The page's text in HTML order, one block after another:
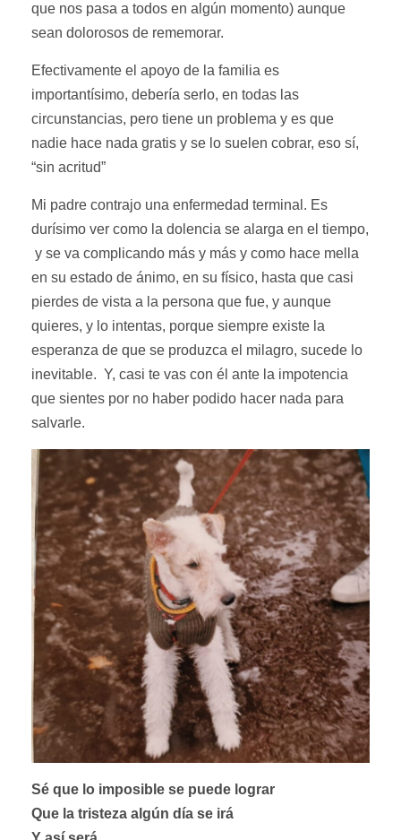
que nos pasa a todos en algún momento) aunque
sean dolorosos de rememorar.
Efectivamente el apoyo de la familia es
importantísimo, debería serlo, en todas las
circunstancias, pero tiene un problema y es que
nadie hace nada gratis y se lo suelen cobrar, eso sí,
“sin acritud”
Mi padre contrajo una enfermedad terminal. Es
durísimo ver como la dolencia se alarga en el tiempo,
y se va complicando más y más y como hace mella
en su estado de ánimo, en su físico, hasta que casi
pierdes de vista a la persona que fue, y aunque
quieres, y lo intentas, porque siempre existe la
esperanza de que se produzca el milagro, sucede lo
inevitable. Y, casi te vas con él ante la impotencia
que sientes por no haber podido hacer nada para
salvarle.
Sé que lo imposible se puede lograr
Que la tristeza algún día se irá